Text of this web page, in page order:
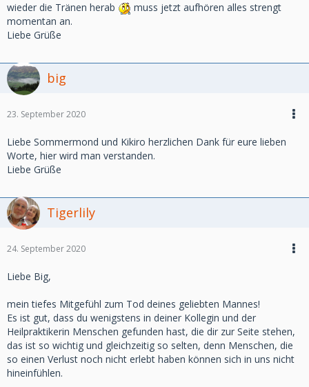
wieder die Tränen herab
muss jetzt aufhören alles strengt
momentan an.
Liebe Grüße
big
23. September 2020
Liebe Sommermond und Kikiro herzlichen Dank für eure lieben
Worte, hier wird man verstanden.
Liebe Grüße
Tigerlily
24. September 2020
Liebe Big,
mein tiefes Mitgefühl zum Tod deines geliebten Mannes!
Es ist gut, dass du wenigstens in deiner Kollegin und der
Heilpraktikerin Menschen gefunden hast, die dir zur Seite stehen,
das ist so wichtig und gleichzeitig so selten, denn Menschen, die
so einen Verlust noch nicht erlebt haben können sich in uns nicht
hineinfühlen.